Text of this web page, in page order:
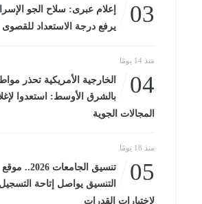
03
إعلام عبرى: سلاح الجو
يرفع درجة الاستعداد للقصوى
منذ 14 يومًا
04
الخارجية الأمريكية تحذر
بالشرق الأوسط: استعدوا
المجالات الجوية
منذ 18 يومًا
05
تنسيق الجامعات 2026.. موقع
التنسيق يواصل إتاحة التسجيل
لاختبارات القدرات